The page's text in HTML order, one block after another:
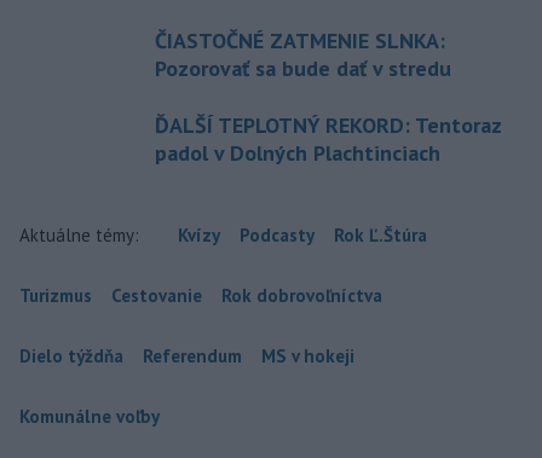
ČIASTOČNÉ ZATMENIE SLNKA:
Pozorovať sa bude dať v stredu
ĎALŠÍ TEPLOTNÝ REKORD: Tentoraz
padol v Dolných Plachtinciach
Aktuálne témy: Kvízy Podcasty Rok Ľ.Štúra
Turizmus Cestovanie Rok dobrovoľníctva
Dielo týždňa Referendum MS v hokeji
Komunálne voľby